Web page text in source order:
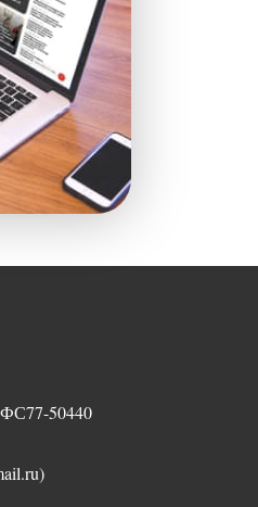
ФС77-50440